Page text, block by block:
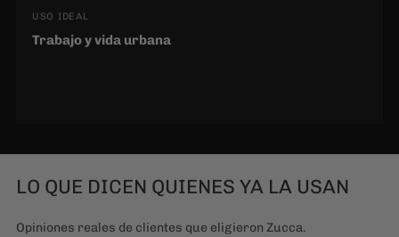
USO IDEAL
Trabajo y vida urbana
LO QUE DICEN QUIENES YA LA USAN
Opiniones reales de clientes que eligieron Zucca.